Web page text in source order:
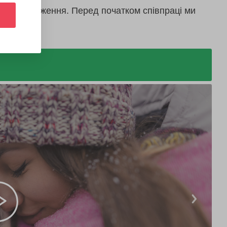
враження. Перед початком співпраці ми